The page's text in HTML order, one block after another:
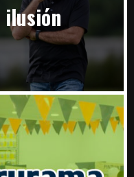
ilusión